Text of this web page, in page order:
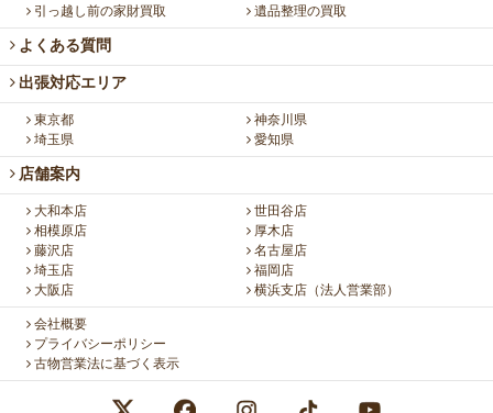
引っ越し前の家財買取 遺品整理の買取
よくある質問
出張対応エリア
東京都
神奈川県
埼玉県
愛知県
店舗案内
大和本店
世田谷店
相模原店
厚木店
藤沢店
名古屋店
埼玉店
福岡店
大阪店
横浜支店（法人営業部）
会社概要
プライバシーポリシー
古物営業法に基づく表示